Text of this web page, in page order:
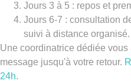
Jours 3 à 5 : repos et
Jours 6-7 : consultation
suivi à distance organisé.
Une coordinatrice dédiée
message jusqu'à votre retour.
24h.